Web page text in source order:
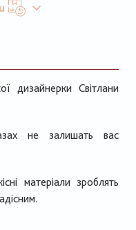
дизайнерки Світлани
не залишать вас
матеріали зроблять